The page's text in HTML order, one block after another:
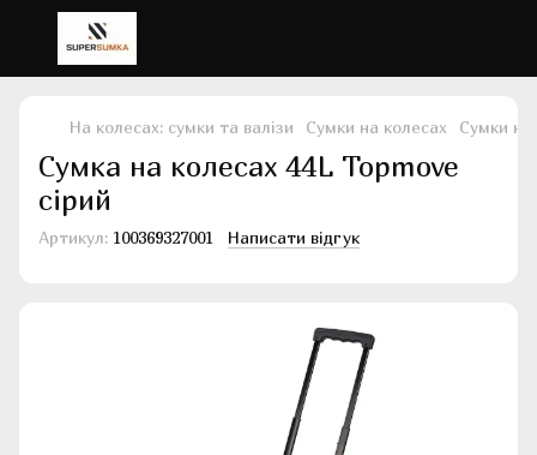
На колесах: сумки та валізи Сумки на колесах Сумки на
Сумка на колесах 44L Topmove
сірий
Артикул: 100369327001 Написати відгук